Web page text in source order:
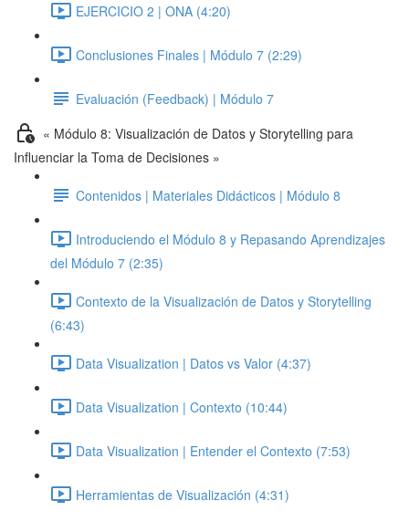
EJERCICIO 2 | ONA (4:20)
Conclusiones Finales | Módulo 7 (2:29)
Evaluación (Feedback) | Módulo 7
« Módulo 8: Visualización de Datos y Storytelling para
Influenciar la Toma de Decisiones »
Contenidos | Materiales Didácticos | Módulo 8
Introduciendo el Módulo 8 y Repasando Aprendizajes
del Módulo 7 (2:35)
Contexto de la Visualización de Datos y Storytelling
(6:43)
Data Visualization | Datos vs Valor (4:37)
Data Visualization | Contexto (10:44)
Data Visualization | Entender el Contexto (7:53)
Herramientas de Visualización (4:31)